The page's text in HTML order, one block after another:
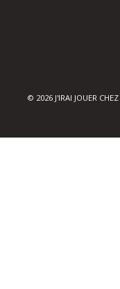
© 2026 J'IRAI JOUER